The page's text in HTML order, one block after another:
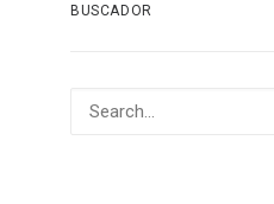
BUSCADOR